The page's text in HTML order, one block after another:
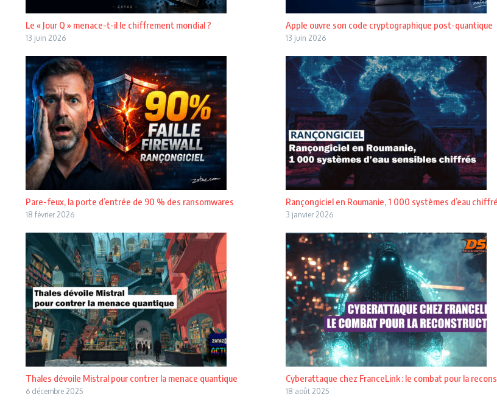
Le « Jour Q » menace-t-il le chiffrement mondial ?
13 juin 2026
Apple ouvre son code cryptographique post-quantique
13 juin 2026
Pare-feux, la porte d’entrée de 90 % des ransomwares
18 février 2026
Rançongiciel en Roumanie, 1 000 systèmes d’eau
3 janvier 2026
Thales dévoile Mistral pour contrer la menace quantique
6 décembre 2025
Cyberattaque chez FranceLink : le combat pour la
18 août 2025